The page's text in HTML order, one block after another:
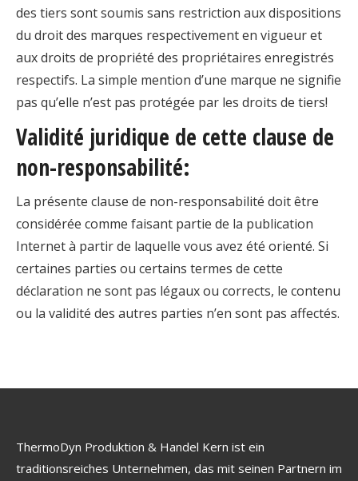
des tiers sont soumis sans restriction aux dispositions
du droit des marques respectivement en vigueur et
aux droits de propriété des propriétaires enregistrés
respectifs. La simple mention d’une marque ne signifie
pas qu’elle n’est pas protégée par les droits de tiers!
Validité juridique de cette clause de
non-responsabilité:
La présente clause de non-responsabilité doit être
considérée comme faisant partie de la publication
Internet à partir de laquelle vous avez été orienté. Si
certaines parties ou certains termes de cette
déclaration ne sont pas légaux ou corrects, le contenu
ou la validité des autres parties n’en sont pas affectés.
ThermoDyn Produktion & Handel Kern ist ein
traditionsreiches Unternehmen, das mit seinen Partnern im